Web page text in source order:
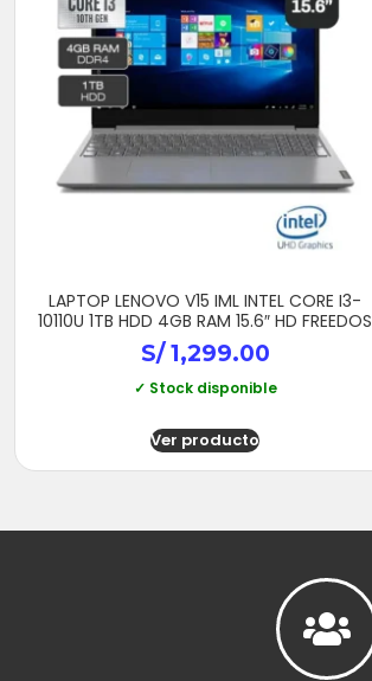
LAPTOP LENOVO V15 IML INTEL CORE I3-
10110U 1TB HDD 4GB RAM 15.6″ HD FREEDOS
S/1,299.00
✓ Stock disponible
Ver producto